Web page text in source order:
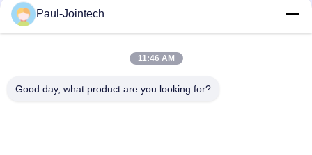
ব্রেক
Jointech JT705C কাস্টমাইজযোগ্য ধারক জিপিএস ক্যামেরা ভিডিও প্যাডলক উচ্চ
Paul-Jointech
11:46 AM
Good day, what product are you looking for?